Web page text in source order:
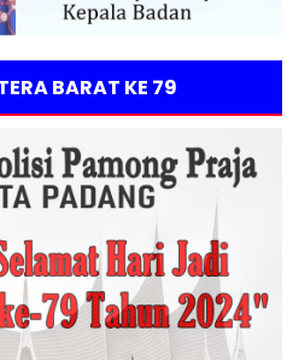
BARAT KE 79